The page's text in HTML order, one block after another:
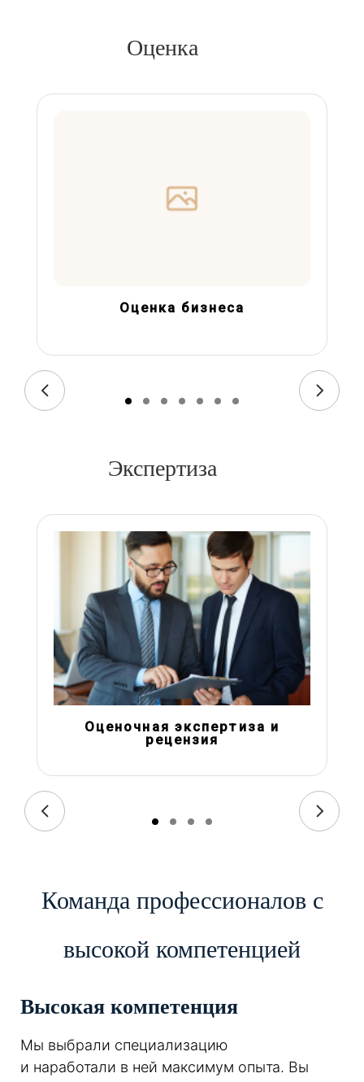
Оценка
Оценка бизнеса
Экспертиза
Оценочная экспертиза и
рецензия
Команда профессионалов с
высокой компетенцией
Высокая компетенция
Мы выбрали специализацию
и наработали в ней максимум опыта. Вы